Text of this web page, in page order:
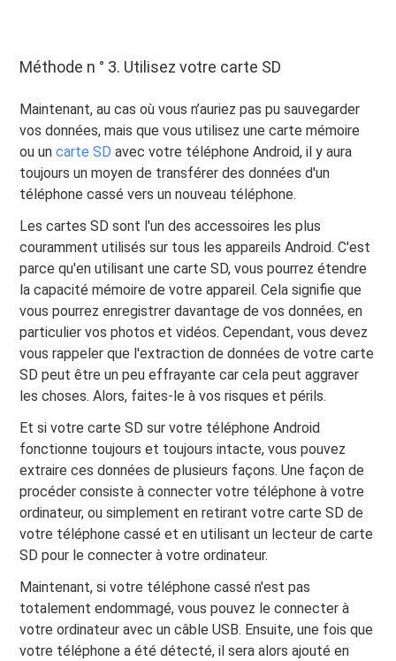
Méthode n ° 3. Utilisez votre carte SD
Maintenant, au cas où vous n’auriez pas pu sauvegarder
vos données, mais que vous utilisez une carte mémoire
ou uncarte SD avec votre téléphone Android, il y aura
toujours un moyen de transférer des données d'un
téléphone cassé vers un nouveau téléphone.
Les cartes SD sont l'un des accessoires les plus
couramment utilisés sur tous les appareils Android. C'est
parce qu'en utilisant une carte SD, vous pourrez étendre
la capacité mémoire de votre appareil. Cela signifie que
vous pourrez enregistrer davantage de vos données, en
particulier vos photos et vidéos. Cependant, vous devez
vous rappeler que l'extraction de données de votre carte
SD peut être un peu effrayante car cela peut aggraver
les choses. Alors, faites-le à vos risques et périls.
Et si votre carte SD sur votre téléphone Android
fonctionne toujours et toujours intacte, vous pouvez
extraire ces données de plusieurs façons. Une façon de
procéder consiste à connecter votre téléphone à votre
ordinateur, ou simplement en retirant votre carte SD de
votre téléphone cassé et en utilisant un lecteur de carte
SD pour le connecter à votre ordinateur.
Maintenant, si votre téléphone cassé n'est pas
totalement endommagé, vous pouvez le connecter à
votre ordinateur avec un câble USB. Ensuite, une fois que
votre téléphone a été détecté, il sera alors ajouté en